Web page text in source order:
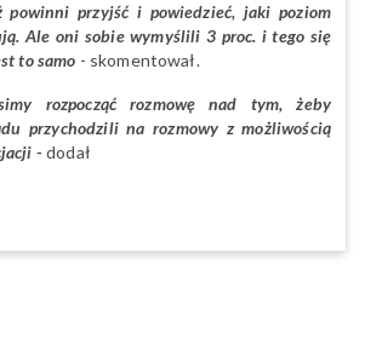
powinni przyjść i powiedzieć, jaki poziom
Ale oni sobie wymyślili 3 proc. i tego się
to samo - skomentował.
rozpocząć rozmowę nad tym, żeby
przychodzili na rozmowy z możliwością
- dodał